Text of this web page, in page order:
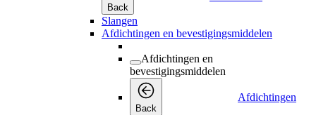
Back
Slangen
Afdichtingen en bevestigingsmiddelen
Afdichtingen en
bevestigingsmiddelen
Back
Afdichtingen